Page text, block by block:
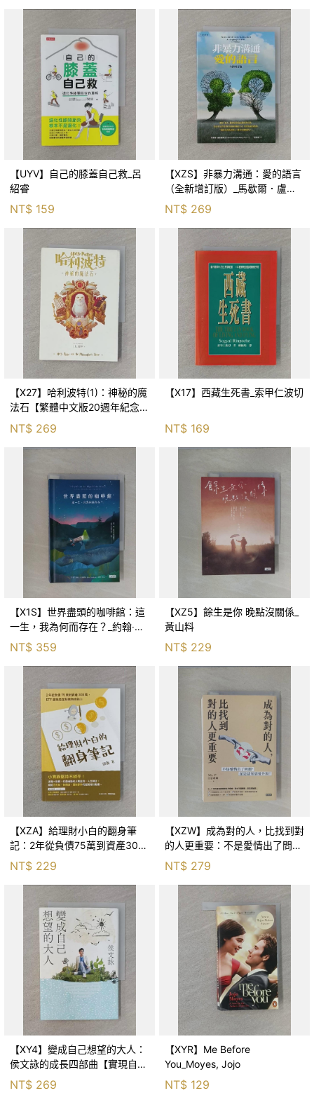
【UYV】自己的膝蓋自己救_呂
紹睿
NT$ 159
【XZS】非暴力溝通：愛的語言
（全新增訂版）_馬歇爾．盧森
堡, 蕭寶森
NT$ 269
【X27】哈利波特(1)：神秘的魔
法石【繁體中文版20週年紀念】
NT$ 269
【X17】西藏生死書_索甲仁波切
NT$ 169
【X1S】世界盡頭的咖啡館：這
一生，我為何而存在？_約翰‧史
崔勒基, Elsa
NT$ 359
【XZ5】餘生是你 晚點沒關係_
黃山料
NT$ 229
【XZA】給理財小白的翻身筆
記：2年從負債75萬到資產300
萬，ETF讓我走在財務自由路上_
鐵蛋
NT$ 229
【XZW】成為對的人，比找到對
的人更重要：不是愛情出了問
題，而是認知需要升級！_Mr. P
NT$ 279
【XY4】變成自己想望的大人：
侯文詠的成長四部曲【實現自
己】_侯文詠
NT$ 269
【XYR】Me Before
You_Moyes, Jojo
NT$ 129